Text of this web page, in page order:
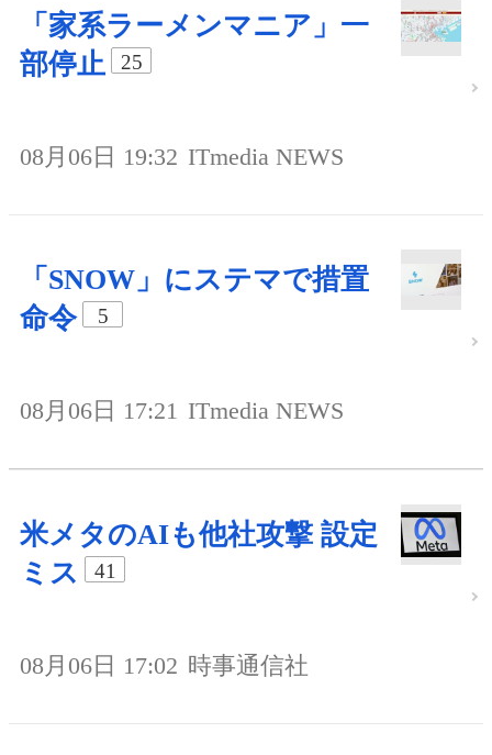
「家系ラーメンマニア」一
部停止
25
08月06日 19:32 ITmedia NEWS
「SNOW」にステマで措置
命令
5
08月06日 17:21 ITmedia NEWS
米メタのAIも他社攻撃 設定
ミス
41
08月06日 17:02 時事通信社